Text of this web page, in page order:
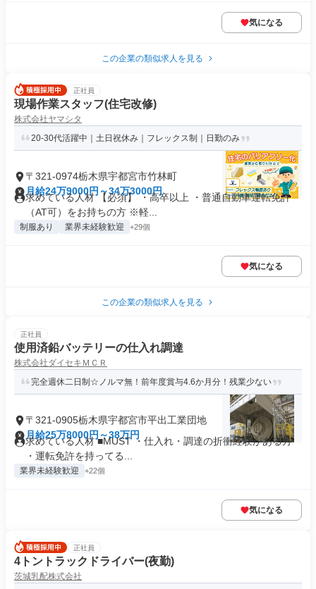
気になる
この企業の類似求人を見る
正社員
現場作業スタッフ(住宅改修)
株式会社ヤマシタ
20-30代活躍中｜土日祝休み｜フレックス制｜日勤のみ
〒321-0974栃木県宇都宮市竹林町
月給24万9000円～34万3000円
求めている人材 【必須】 ・高卒以上 ・普通自動車運転免許
（AT可）をお持ちの方 ※軽...
制服あり 業界未経験歓迎 +29個
気になる
この企業の類似求人を見る
正社員
使用済鉛バッテリーの仕入れ調達
株式会社ダイセキＭＣＲ
完全週休二日制☆ノルマ無！前年度賞与4.6か月分！残業少ない
〒321-0905栃木県宇都宮市平出工業団地
月給25万8000円～38万円
求めている人材 ■MUST ・仕入れ・調達の折衝経験がある方
・運転免許を持ってる...
業界未経験歓迎 +22個
気になる
正社員
4トントラックドライバー(夜勤)
茨城乳配株式会社